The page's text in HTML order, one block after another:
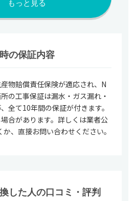
もっと見る
の保証内容
物賠償責任保険が適応され、N
の工事保証は漏水・ガス漏れ・
全て10年間の保証が付きます。
合があります。詳しくは業者公
、直接お問い合わせください。
した人の口コミ・評判